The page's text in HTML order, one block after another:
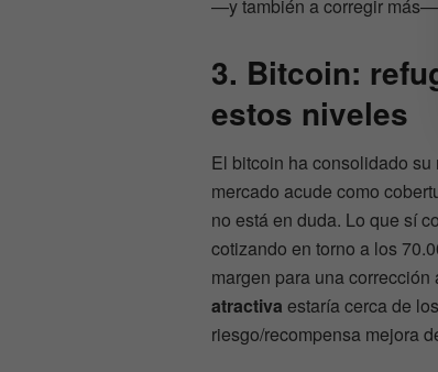
—y también a corregir más—,
3. Bitcoin:
estos niveles
El bitcoin ha consolidado
mercado acude como
no está en duda. Lo que sí
cotizando en torno a los
margen para una
atractiva estaría cerca de
riesgo/recompensa mejora